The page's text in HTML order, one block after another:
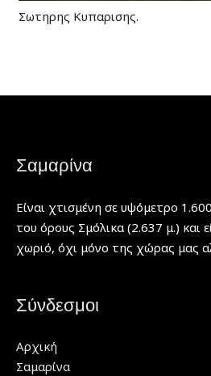
Σωτηρης Κυπαρισης.
Σαμαρίνα
Είναι χτισμένη σε υψόμετρο
του όρους Σμόλικα (2.637 μ.) και
χωριό, όχι μόνο της χώρας μας
Σύνδεσμοι
Αρχική
Σαμαρίνα